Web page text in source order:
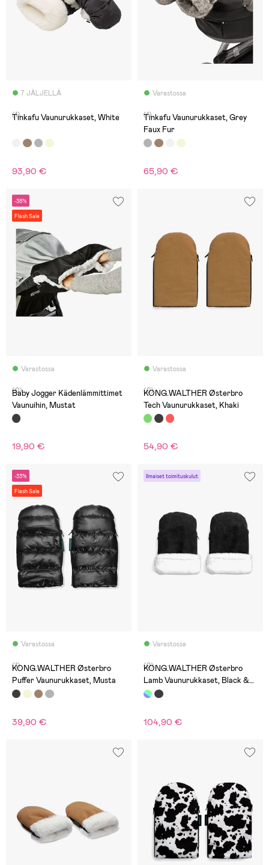
7 JÄLJELLÄ
(1)
Tinkafu Vaunurukkaset, White
93,90 €
Varastossa
(1)
Tinkafu Vaunurukkaset, Grey
Faux Fur
65,90 €
-38%
Flash Sale
Varastossa
(0)
Baby Jogger Kädenlämmittimet
Vaunuihin, Mustat
19,90 €
Varastossa
(0)
KONG.WALTHER Østerbro
Tech Vaunurukkaset, Khaki
54,90 €
-33%
Flash Sale
Varastossa
(1)
KONG.WALTHER Østerbro
Puffer Vaunurukkaset, Musta
39,90 €
Ilmaiset toimituskulut
Varastossa
(0)
KONG.WALTHER Østerbro
Lamb Vaunurukkaset, Black &
White
104,90 €